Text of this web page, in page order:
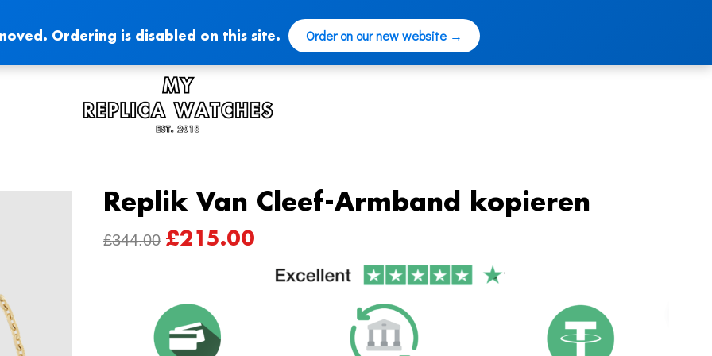
Ordering is disabled on this site. Order on our new website →
Replik Van Cleef-Armband kopieren
£344.00 ORIGINAL
£344.00.
£215.00CURRENT